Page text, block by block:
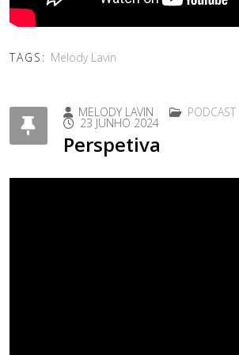
TAGS: Melody Lavin
MELODY LAVIN PODCAST
23 JUNHO 2024
Perspetiva